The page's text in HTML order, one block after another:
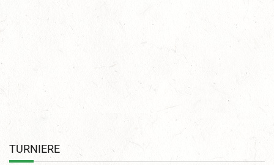
TURNIERE